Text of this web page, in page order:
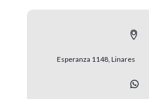
Esperanza 1148, Linares